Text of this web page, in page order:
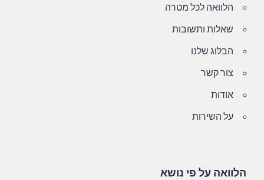
הלוואה לכל מטרה
שאלות ותשובות
הבלוג שלנו
צור קשר
אודות
על השירות
הלוואה על פי נושא